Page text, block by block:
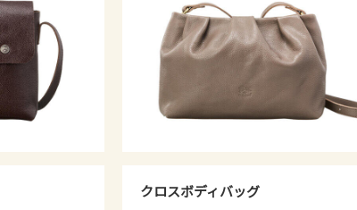
クロスボディバッグ